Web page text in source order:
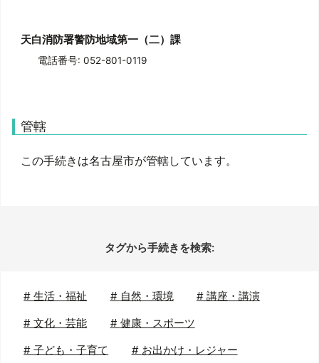
天白消防署警防地域第一（二）課
電話番号: 052-801-0119
管轄
この手続きは名古屋市が管轄しています。
タグから手続きを検索:
#生活・福祉 # 自然・環境 # 講座・講演
#文化・芸能 # 健康・スポーツ
#子ども・子育て # お出かけ・レジャー